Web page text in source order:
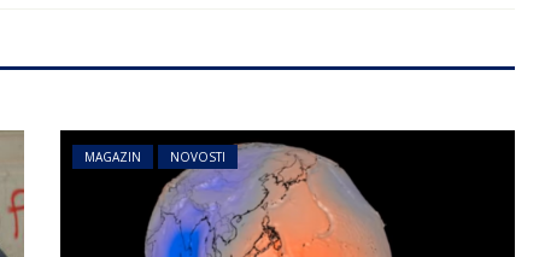
MAGAZIN NOVOSTI